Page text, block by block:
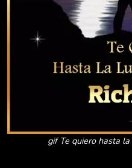
gif Te quiero hasta